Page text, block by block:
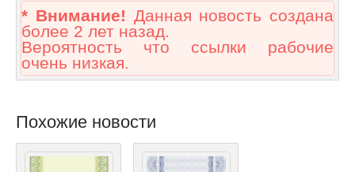
* Внимание! Данная новость создана
более 2 лет назад.
Вероятность что ссылки рабочие
очень низкая.
Похожие новости